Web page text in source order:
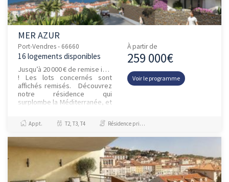
MER AZUR
Port-Vendres - 66660
16 logements disponibles
Jusqu’à 20 000 € de remise immédiate
! Les lots concernés sont
affichés remisés. Découvrez
notre résidence qui
surplombe la Méditerranée, et
agréable grâce à l...
À partir de
259 000€
Voir le programme
Appt. T2, T3, T4 Résidence principale / PTZ